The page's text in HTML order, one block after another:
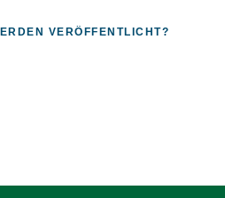
VERÖFFENTLICHT?